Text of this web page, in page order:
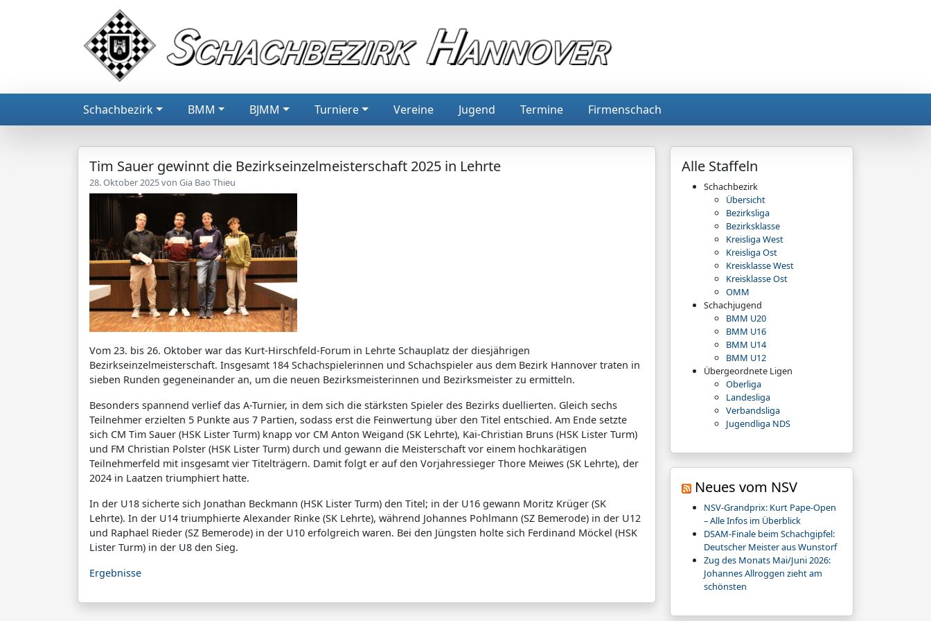
Schachbezirk BMM BJMM Turniere Vereine Jugend Termine Firmenschach
Tim Sauer gewinnt die Bezirkseinzelmeisterschaft 2025 in Lehrte
28. Oktober 2025 von Gia Bao Thieu
Vom 23. bis 26. Oktober war das Kurt-Hirschfeld-Forum in Lehrte Schauplatz der diesjährigen
Bezirkseinzelmeisterschaft. Insgesamt 184 Schachspielerinnen und Schachspieler aus dem Bezirk Hannover traten in
sieben Runden gegeneinander an, um die neuen Bezirksmeisterinnen und Bezirksmeister zu ermitteln.
Besonders spannend verlief das A-Turnier, in dem sich die stärksten Spieler des Bezirks duellierten. Gleich sechs
Teilnehmer erzielten 5 Punkte aus 7 Partien, sodass erst die Feinwertung über den Titel entschied. Am Ende setzte
sich CM Tim Sauer (HSK Lister Turm) knapp vor CM Anton Weigand (SK Lehrte), Kai-Christian Bruns (HSK Lister Turm)
und FM Christian Polster (HSK Lister Turm) durch und gewann die Meisterschaft vor einem hochkarätigen
Teilnehmerfeld mit insgesamt vier Titelträgern. Damit folgt er auf den Vorjahressieger Thore Meiwes (SK Lehrte), der
2024 in Laatzen triumphiert hatte.
In der U18 sicherte sich Jonathan Beckmann (HSK Lister Turm) den Titel; in der U16 gewann Moritz Krüger (SK
Lehrte). In der U14 triumphierte Alexander Rinke (SK Lehrte), während Johannes Pohlmann (SZ Bemerode) in der U12
und Raphael Rieder (SZ Bemerode) in der U10 erfolgreich waren. Bei den Jüngsten holte sich Ferdinand Möckel (HSK
Lister Turm) in der U8 den Sieg.
Ergebnisse
Alle Staffeln
Schachbezirk
Übersicht
Bezirksliga
Bezirksklasse
Kreisliga West
Kreisliga Ost
Kreisklasse West
Kreisklasse Ost
OMM
Schachjugend
BMM U20
BMM U16
BMM U14
BMM U12
Übergeordnete Ligen
Oberliga
Landesliga
Verbandsliga
Jugendliga NDS
Neues vom NSV
NSV-Grandprix: Kurt Pape-Open
– Alle Infos im Überblick
DSAM-Finale beim Schachgipfel:
Deutscher Meister aus Wunstorf
Zug des Monats Mai/Juni 2026:
Johannes Allroggen zieht am
schönsten